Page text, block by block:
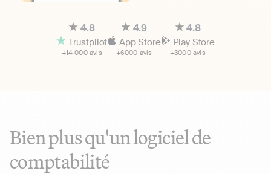
4.8
Trustpilot
+14 000 avis
4.9
App Store
+6000 avis
4.8
Play Store
+3000 avis
Bien plus qu'un logiciel de
comptabilité